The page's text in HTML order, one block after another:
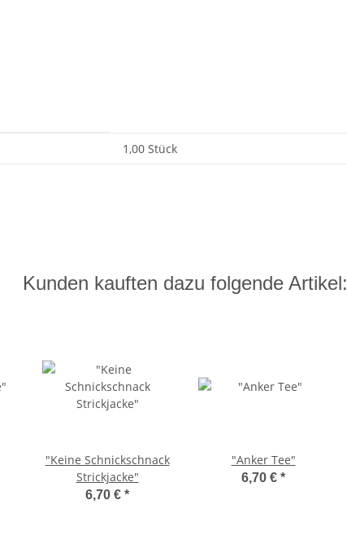
1,00 Stück
Kunden kauften dazu folgende Artikel:
"Keine Schnickschnack
Strickjacke"
6,70 € *
"Anker Tee"
6,70 € *